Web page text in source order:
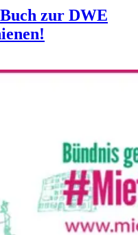
zur DWE